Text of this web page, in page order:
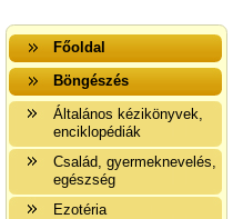
Főoldal
Böngészés
Általános kézikönyvek,
enciklopédiák
Család, gyermeknevelés,
egészség
Ezotéria